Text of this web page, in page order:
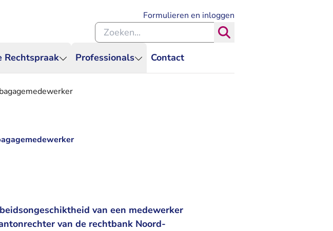
Rechtspraak Professionals Contact
Formulieren en inloggen
Zoeken binnen de Rechtspraak
van een medewerker
van de rechtbank Noord-